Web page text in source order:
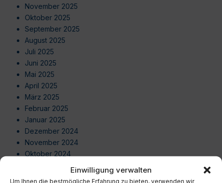
Einwilligung verwalten
Um Ihnen die bestmögliche Erfahrung zu bieten, verwenden wir
November 2025
Oktober 2025
September 2025
August 2025
Juli 2025
Juni 2025
Mai 2025
April 2025
März 2025
Februar 2025
Januar 2025
Dezember 2024
November 2024
Oktober 2024